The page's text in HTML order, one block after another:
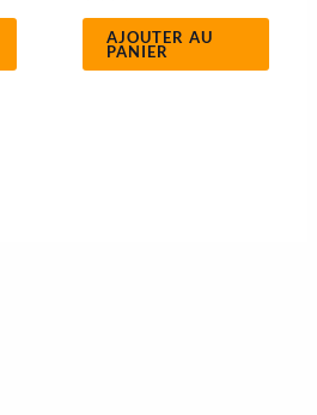
AJOUTER AU
PANIER